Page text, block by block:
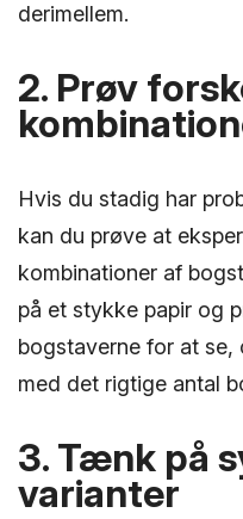
derimellem.
2. Prøv
Hvis du stadig har
kan du prøve at
kombinationer af
på et stykke papir og
bogstaverne for at se,
med det rigtige antal
3. Tænk på
varianter